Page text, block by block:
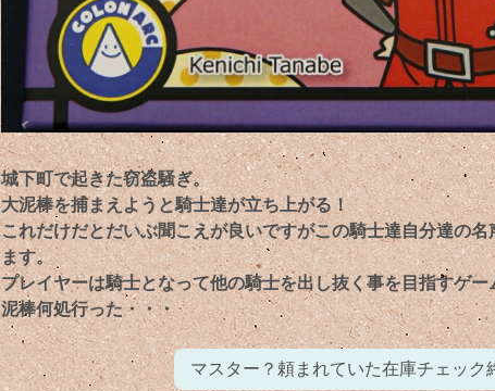
城下町で起きた窃盗騒ぎ。
大泥棒を捕まえようと騎士達が立ち上がる！
これだけだとだいぶ聞こえが良いですがこの騎士達自分達の
ます。
プレイヤーは騎士となって他の騎士を出し抜く事を目指すゲー
泥棒何処行った・・・
マスター？頼まれていた在庫チェック